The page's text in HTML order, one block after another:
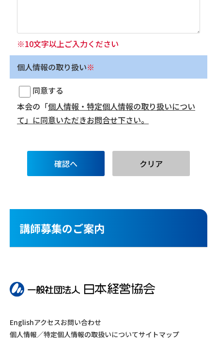
※10文字以上ご入力ください
個人情報の取り扱い※
同意する
本会の「個人情報・特定個人情報の取り扱いについ
て」に同意いただきお問合せ下さい。
講師募集のご案内
Englishアクセスお問い合わせ
個人情報／特定個人情報の取扱いについてサイトマップ